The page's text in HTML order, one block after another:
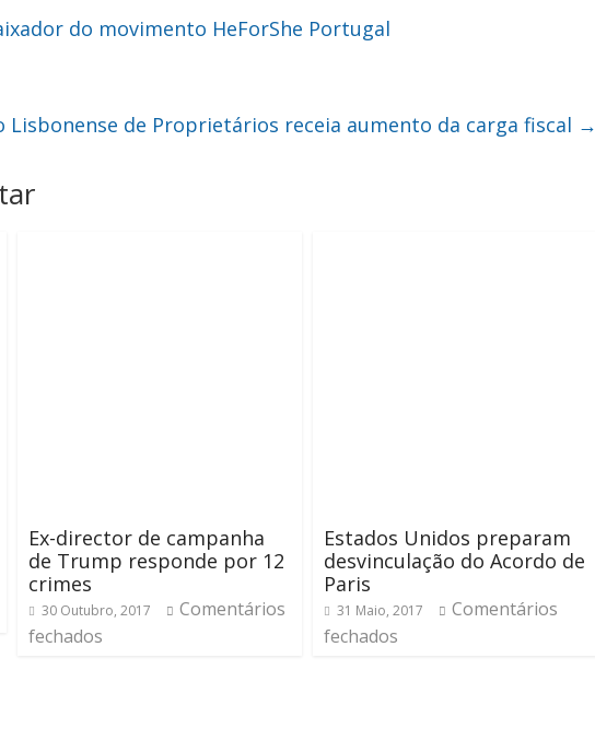
do movimento HeForShe Portugal
Lisbonense de Proprietários receia aumento da carga fiscal →
Ex-director de campanha
de Trump responde por 12
crimes
30 Outubro, 2017
Comentários
fechados
Estados Unidos preparam
desvinculação do Acordo de
Paris
31 Maio, 2017
Comentários
fechados